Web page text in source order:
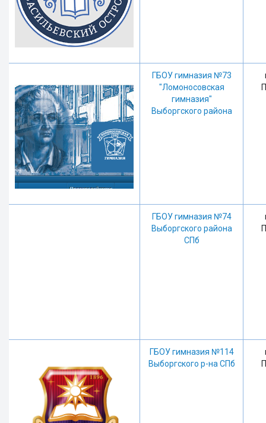
ГБОУ гимназия №73
"Ломоносовская
гимназия"
Выборгского района
ГБОУ гимназия №74
Выборгского района
СПб
ГБОУ гимназия №114
Выборгского р-на СПб